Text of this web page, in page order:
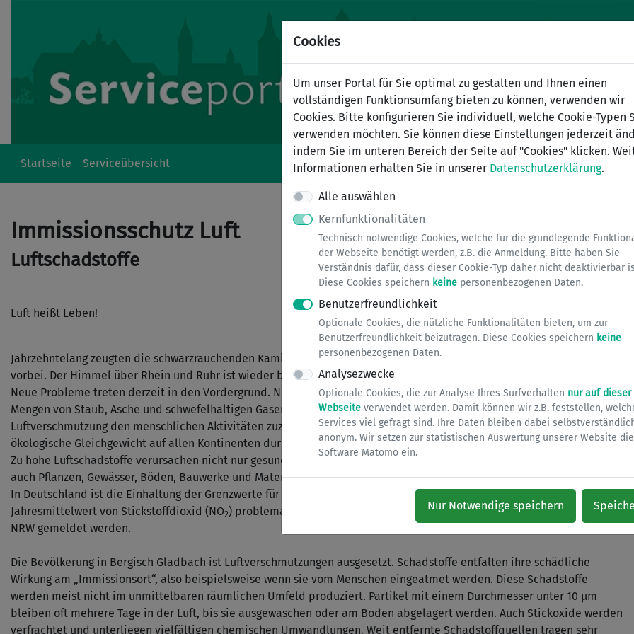
Cookies
Um unser Portal für Sie optimal zu gestalten und Ihnen einen
vollständigen Funktionsumfang bieten zu können, verwenden wir
Cookies. Bitte konfigurieren Sie individuell, welche Cookie-Typen
verwenden möchten. Sie können diese Einstellungen jederzeit
indem Sie im unteren Bereich der Seite auf "Cookies" klicken.
Informationen erhalten Sie in unserer Datenschutzerklärung.
Alle auswählen
Kernfunktionalitäten
Technisch notwendige Cookies, welche für die grundlegende
der Webseite benötigt werden, z.B. die Anmeldung. Bitte haben Sie
Verständnis dafür, dass dieser Cookie-Typ daher nicht deaktivierbar
Diese Cookies speichern keine personenbezogenen Daten.
Benutzerfreundlichkeit
Optionale Cookies, die nützliche Funktionalitäten bieten, um zur
Benutzerfreundlichkeit beizutragen. Diese Cookies speichern keine
personenbezogenen Daten.
Analysezwecke
Optionale Cookies, die zur Analyse Ihres Surfverhalten nur auf dieser
Webseite verwendet werden. Damit können wir z.B. feststellen,
Services viel gefragt sind. Ihre Daten bleiben dabei
anonym. Wir setzen zur statistischen Auswertung unserer Website die
Software Matomo ein.
Nur Notwendige speichern
Startseite Serviceübersicht
Immissionsschutz Luft
Luftschadstoffe
Luft heißt Leben!
Jahrzehntelang zeugten die schwarzrauchenden Kamine von Fortschritt und Entwicklung. Diese Zeiten sind inzwischen
vorbei. Der Himmel über Rhein und Ruhr ist wieder blau. Dank der technischen Entwicklung der Rauchgasreinigung.
Neue Probleme treten derzeit in den Vordergrund. Neben natürlichen Ursachen, wie Vulkanausbrüchen, wo riesige
Mengen von Staub, Asche und schwefelhaltigen Gasen in die Atmosphäre gewirbelt werden, ist ein Teil der
Luftverschmutzung den menschlichen Aktivitäten zuzuschreiben. Dieser Teil ist jedoch so gravierend, dass er auch das
ökologische Gleichgewicht auf allen Kontinenten durch die zu erwartende Erderwärmung in Gefahr bringt.
Zu hohe Luftschadstoffe verursachen nicht nur gesundheitliche Wirkungen für Menschen und Tiere, sondern greifen
auch Pflanzen, Gewässer, Böden, Bauwerke und Materialien an.
In Deutschland ist die Einhaltung der Grenzwerte für den Tagesmittelwert von Feinstaub (PM10) und für den
Jahresmittelwert von Stickstoffdioxid (NO2) problematisch, wobei derzeit keine PM10 Grenzwertüberschreitungen in
NRW gemeldet werden.
Die Bevölkerung in Bergisch Gladbach ist Luftverschmutzungen ausgesetzt. Schadstoffe entfalten ihre schädliche
Wirkung am „Immissionsort“, also beispielsweise wenn sie vom Menschen eingeatmet werden. Diese Schadstoffe
werden meist nicht im unmittelbaren räumlichen Umfeld produziert. Partikel mit einem Durchmesser unter 10 µm
bleiben oft mehrere Tage in der Luft, bis sie ausgewaschen oder am Boden abgelagert werden. Auch Stickoxide werden
verfrachtet und unterliegen vielfältigen chemischen Umwandlungen. Weit entfernte Schadstoffquellen tragen sehr